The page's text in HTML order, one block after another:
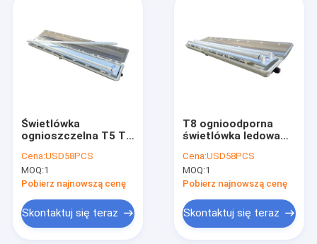
Filmy
Aktualności
Świetlówka
ognioszczelna T5 T8
fluorescencyjne IP66
Ex Proof
Cena:USD58PCS
MOQ:1
Pobierz najnowszą cenę
Skontaktuj się teraz
T8 ognioodporna
świetlówka ledowa
cali 12 cali 18 cali
6000K
Cena:USD58PCS
MOQ:1
Pobierz najnowszą cenę
Skontaktuj się teraz